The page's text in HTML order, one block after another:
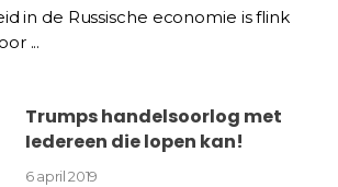
in de Russische economie is flink
...
Trumps handelsoorlog met
Iedereen die lopen kan!
6 april 2019